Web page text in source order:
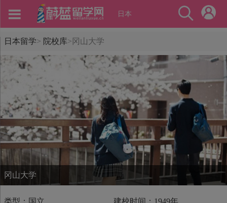
日本
日本留学> 院校库> 冈山大学
冈山大学
类型：国立
建校时间：1949年